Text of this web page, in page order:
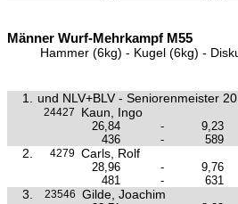
Männer Wurf-Mehrkampf M55
Hammer (6kg) - Kugel (6kg) -
1. und NLV+BLV - Seniorenmeister
24427 Kaun, Ingo
26,84 - 9,23
436
- 589
2. 4279 Carls, Rolf
28,96 - 9,76
481
- 631
3. 23546 Gilde, Joachim